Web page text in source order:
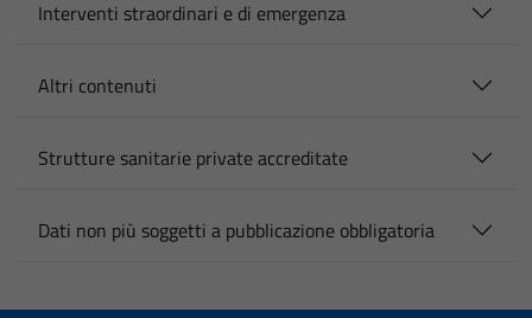
Interventi straordinari e di emergenza
Altri contenuti
Strutture sanitarie private accreditate
Dati non più soggetti a pubblicazione obbligatoria